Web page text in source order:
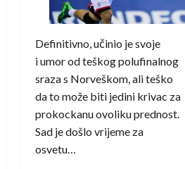
Definitivno, učinio je svoje
i umor od teškog polufinalnog
sraza s Norveškom, ali teško
da to može biti jedini krivac za
prokockanu ovoliku prednost.
Sad je došlo vrijeme za
osvetu…